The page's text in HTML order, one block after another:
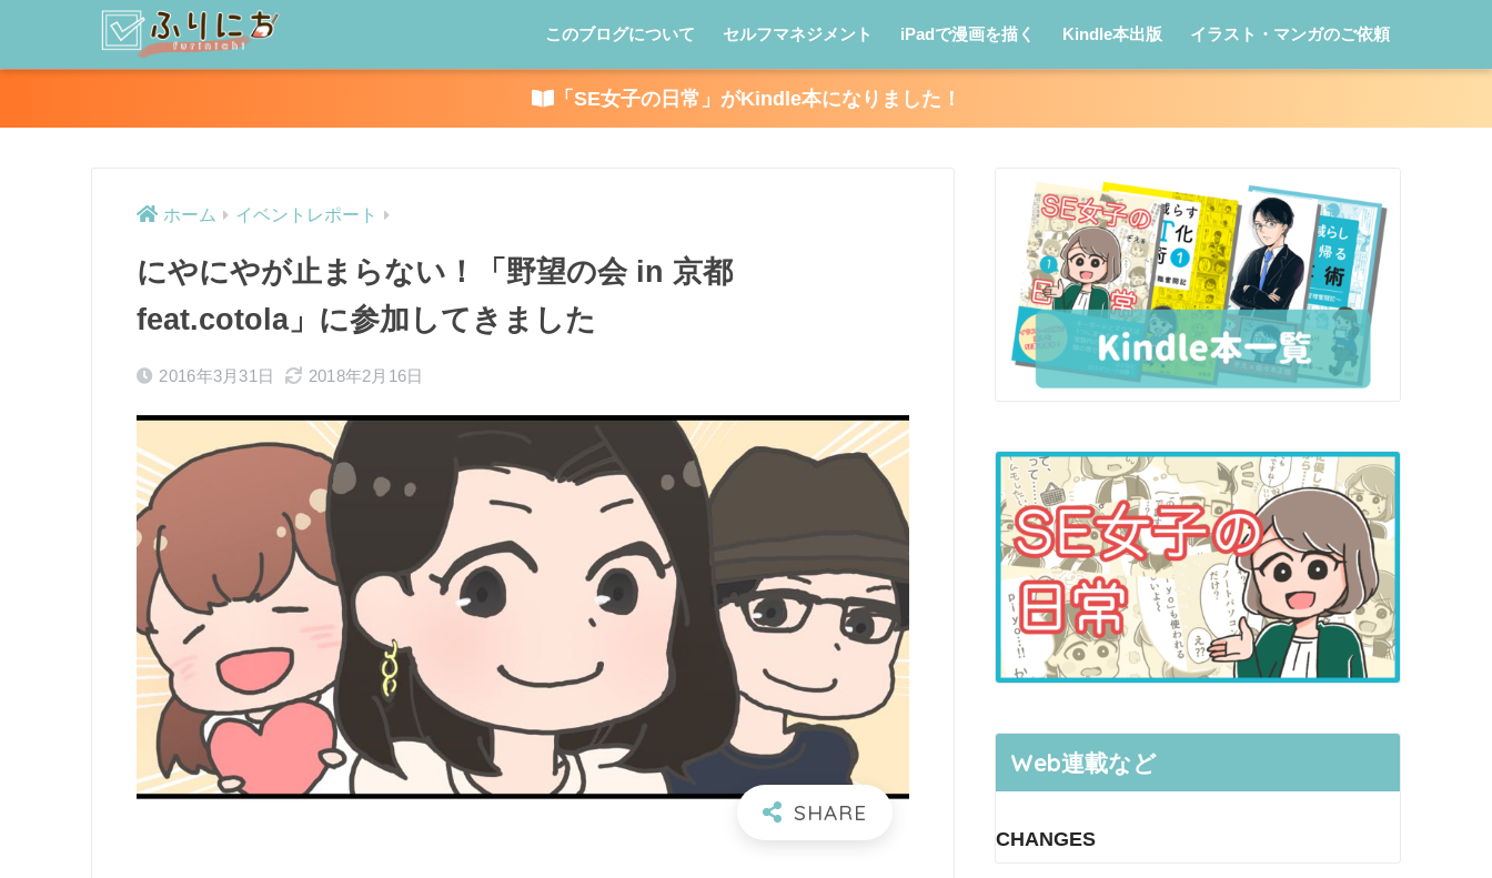
このブログについて セルフマネジメント iPadで漫画を描く Kindle本出版 イラスト・マンガのご依頼
「SE女子の日常」がKindle本になりました！
ホーム イベントレポート
にやにやが止まらない！「野望の会 in 京都
feat.cotola」に参加してきました
2016年3月31日 2018年2月16日
Web連載など
CHANGES